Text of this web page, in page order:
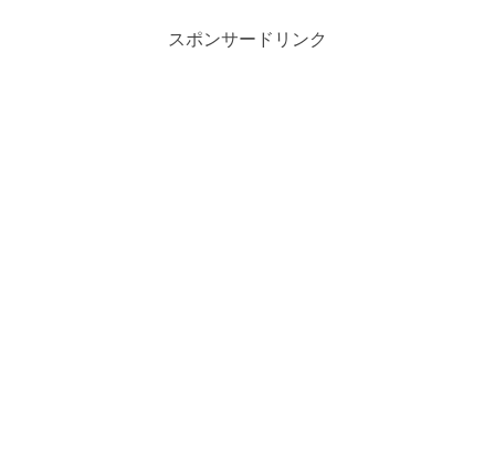
スポンサードリンク